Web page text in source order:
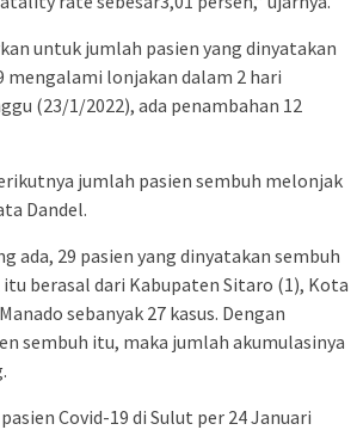
untuk jumlah pasien yang dinyatakan
mengalami lonjakan dalam 2 hari
(23/1/2022), ada penambahan 12
jumlah pasien sembuh melonjak
Dandel.
ada, 29 pasien yang dinyatakan sembuh
itu berasal dari Kabupaten Sitaro (1), Kota
sebanyak 27 kasus. Dengan
sembuh itu, maka jumlah akumulasinya
Covid-19 di Sulut per 24 Januari